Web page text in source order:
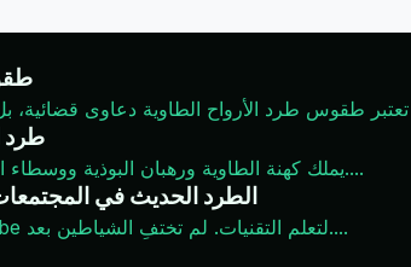
طرد
يملك كهنة الطاوية ورهبان البوذية ووسطاء الأرواح وجدتك طرقًا مختلفة للتعامل مع الأشباح. تتضمن بعض الطرق التمائم....
الطرد الحديث في
يستخدم المعالجون الطاويون الآن تطبيق WeChat لتحديد المواعيد وYouTube لتعلم التقنيات. لم تختفِ الشياطين بعد....